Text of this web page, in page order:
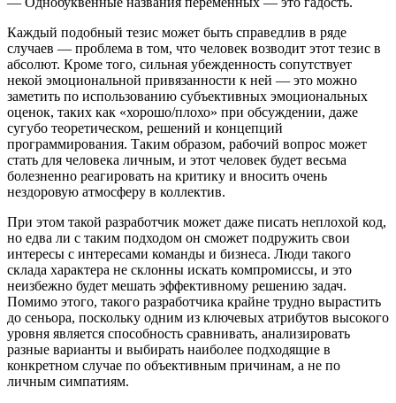
Каждый подобный тезис может быть справедлив в ряде
случаев — проблема в том, что человек возводит этот тезис в
абсолют. Кроме того, сильная убежденность сопутствует
некой эмоциональной привязанности к ней — это можно
заметить по использованию субъективных эмоциональных
оценок, таких как «хорошо/плохо» при обсуждении, даже
сугубо теоретическом, решений и концепций
программирования. Таким образом, рабочий вопрос может
стать для человека личным, и этот человек будет весьма
болезненно реагировать на критику и вносить очень
нездоровую атмосферу в коллектив.
При этом такой разработчик может даже писать неплохой код,
но едва ли с таким подходом он сможет подружить свои
интересы с интересами команды и бизнеса. Люди такого
склада характера не склонны искать компромиссы, и это
неизбежно будет мешать эффективному решению задач.
Помимо этого, такого разработчика крайне трудно вырастить
до сеньора, поскольку одним из ключевых атрибутов высокого
уровня является способность сравнивать, анализировать
разные варианты и выбирать наиболее подходящие в
конкретном случае по объективным причинам, а не по
личным симпатиям.